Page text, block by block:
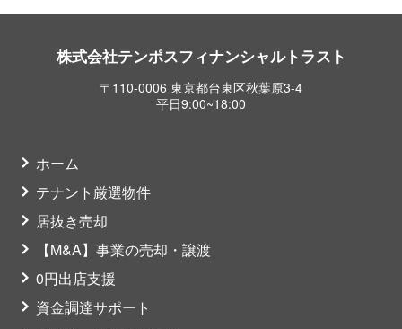
株式会社テンポスフィナンシャルトラスト
〒110-0006 東京都台東区秋葉原3-4
平日9:00~18:00
ホーム
テナント厳選物件
居抜き売却
【M&A】事業の売却・譲渡
0円出店支援
資金調達サポート